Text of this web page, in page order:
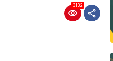
3132